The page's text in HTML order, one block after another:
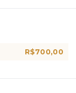
R$700,00